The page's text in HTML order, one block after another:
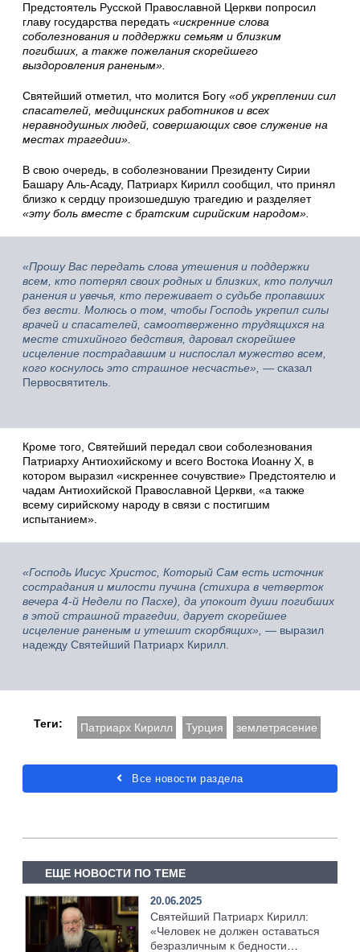
Предстоятель Русской Православной Церкви попросил
главу государства передать «искренние слова
соболезнования и поддержки семьям и близким
погибших, а также пожелания скорейшего
выздоровления раненым».
Святейший отметил, что молится Богу «об укреплении сил
спасателей, медицинских работников и всех
неравнодушных людей, совершающих свое служение на
местах трагедии».
В свою очередь, в соболезновании Президенту Сирии
Башару Аль-Асаду, Патриарх Кирилл сообщил, что принял
близко к сердцу произошедшую трагедию и разделяет
«эту боль вместе с братским сирийским народом».
«Прошу Вас передать слова утешения и поддержки
всем, кто потерял своих родных и близких, кто получил
ранения и увечья, кто переживает о судьбе пропавших
без вести. Молюсь о том, чтобы Господь укрепил силы
врачей и спасателей, самоотверженно трудящихся на
месте стихийного бедствия, даровал скорейшее
исцеление пострадавшим и ниспослал мужество всем,
кого коснулось это страшное несчастье», — сказал
Первосвятитель.
Кроме того, Святейший передал свои соболезнования
Патриарху Антиохийскому и всего Востока Иоанну X, в
котором выразил «искреннее сочувствие» Предстоятелю и
чадам Антиохийской Православной Церкви, «а также
всему сирийскому народу в связи с постигшим
испытанием».
«Господь Иисус Христос, Который Сам есть источник
сострадания и милости пучина (стихира в четверток
вечера 4-й Недели по Пасхе), да упокоит души погибших
в этой страшной трагедии, дарует скорейшее
исцеление раненым и утешит скорбящих», — выразил
надежду Святейший Патриарх Кирилл.
Теги: Патриарх Кирилл Турция землетрясение
Все новости раздела
ЕЩЕ НОВОСТИ ПО ТЕМЕ
20.06.2025
Святейший Патриарх Кирилл:
«Человек не должен оставаться
безразличным к бедности